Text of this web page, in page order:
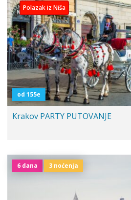
Polazak iz Niša
od 155e
Krakov PARTY PUTOVANJE
6 dana 3 noćenja